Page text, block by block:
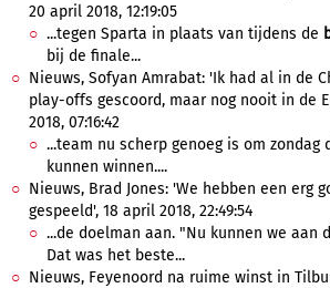
20 april 2018, 12:19:05
...tegen Sparta in plaats van tijdens de
bij de finale...
Nieuws, Sofyan Amrabat: 'Ik had al in de
play-offs gescoord, maar nog nooit in de
2018, 07:16:42
...team nu scherp genoeg is om zondag
kunnen winnen....
Nieuws, Brad Jones: 'We hebben een erg
gespeeld', 18 april 2018, 22:49:54
...de doelman aan. "Nu kunnen we aan
Dat was het beste...
Nieuws, Feyenoord na ruime winst in